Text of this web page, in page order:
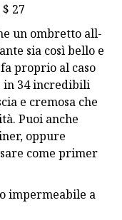
27
un ombretto all-
sia così bello e
proprio al caso
in 34 incredibili
e cremosa che
Puoi anche
oppure
come primer
impermeabile a